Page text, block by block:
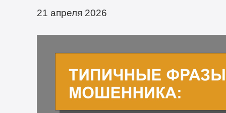
21 апреля 2026